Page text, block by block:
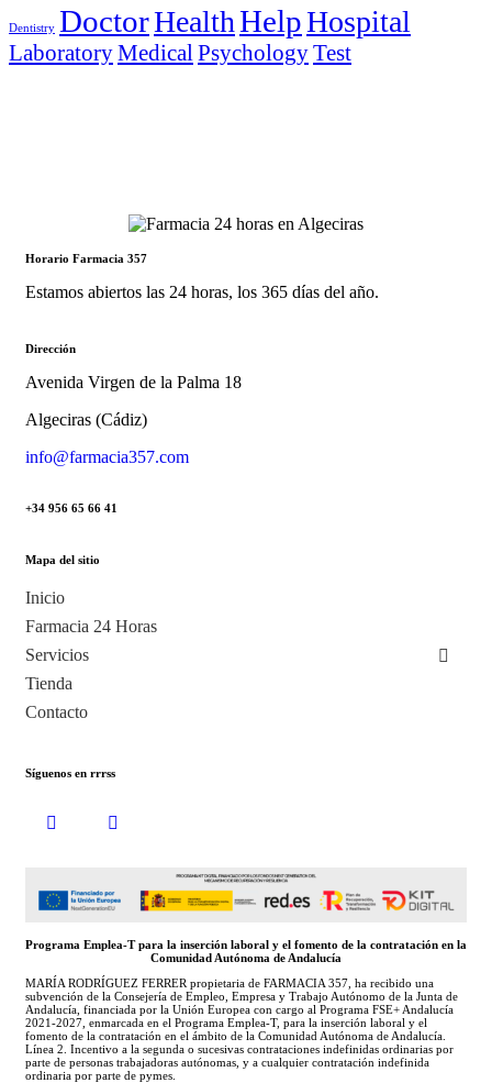
Dentistry DoctorHealthHelpHospital
LaboratoryMedicalPsychologyTest
Horario Farmacia 357
Estamos abiertos las 24 horas, los 365 días del año.
Dirección
Avenida Virgen de la Palma 18
Algeciras (Cádiz)
info@farmacia357.com
+34 956 65 66 41
Mapa del sitio
Inicio
Farmacia 24 Horas
Servicios
Tienda
Contacto
Síguenos en rrrss
Programa Emplea-T para la inserción laboral y el fomento de la contratación en la
Comunidad Autónoma de Andalucía
MARÍA RODRÍGUEZ FERRER propietaria de FARMACIA 357, ha recibido una
subvención de la Consejería de Empleo, Empresa y Trabajo Autónomo de la Junta de
Andalucía, financiada por la Unión Europea con cargo al Programa FSE+ Andalucía
2021-2027, enmarcada en el Programa Emplea-T, para la inserción laboral y el
fomento de la contratación en el ámbito de la Comunidad Autónoma de Andalucía.
Línea 2. Incentivo a la segunda o sucesivas contrataciones indefinidas ordinarias por
parte de personas trabajadoras autónomas, y a cualquier contratación indefinida
ordinaria por parte de pymes.